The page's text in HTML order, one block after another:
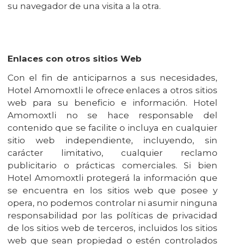
su navegador de una visita a la otra.
Enlaces con otros sitios Web
Con el fin de anticiparnos a sus necesidades,
Hotel Amomoxtli le ofrece enlaces a otros sitios
web para su beneficio e información. Hotel
Amomoxtli no se hace responsable del
contenido que se facilite o incluya en cualquier
sitio web independiente, incluyendo, sin
carácter limitativo, cualquier reclamo
publicitario o prácticas comerciales. Si bien
Hotel Amomoxtli protegerá la información que
se encuentra en los sitios web que posee y
opera, no podemos controlar ni asumir ninguna
responsabilidad por las políticas de privacidad
de los sitios web de terceros, incluidos los sitios
web que sean propiedad o estén controlados